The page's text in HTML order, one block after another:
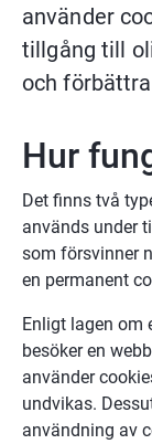
använder
tillgång till
och
Hur
Det finns två
används under
som försvinner
en permanent
Enligt lagen om
besöker en
använder
undvikas.
användning av